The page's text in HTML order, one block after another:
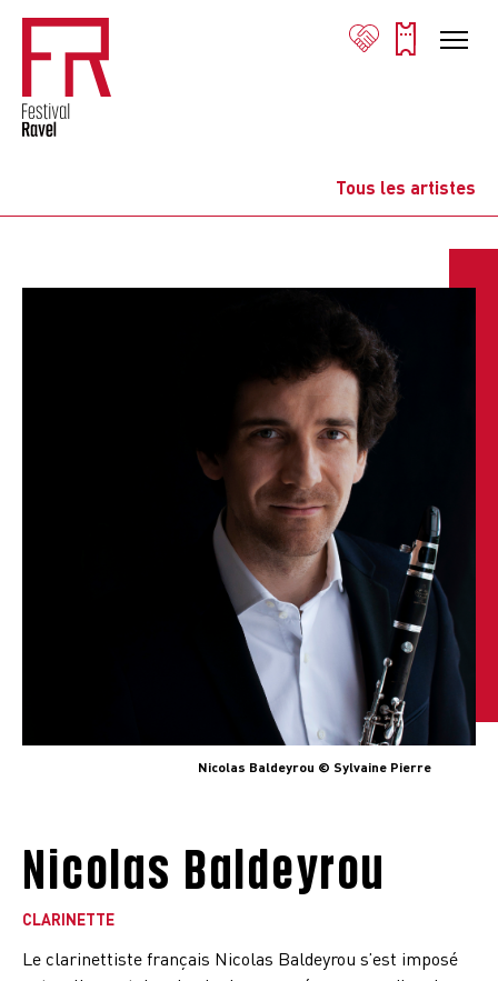
Tous les artistes
Nicolas Baldeyrou © Sylvaine Pierre
Nicolas Baldeyrou
CLARINETTE
Le clarinettiste français Nicolas Baldeyrou s’est imposé